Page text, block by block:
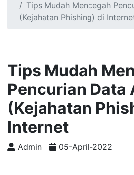
Tips Mudah Mencegah
(Kejahatan Phishing) di
Tips Mudah
Pencurian Data
(Kejahatan
Internet
Admin 05-April-2022